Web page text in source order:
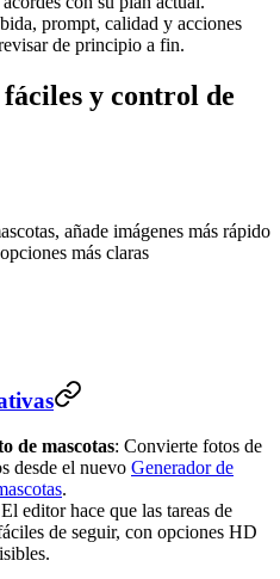
prompt, calidad y acciones
de principio a fin.
fáciles y control de
añade imágenes más rápido
más claras
de mascotas: Convierte fotos de
desde el nuevo Generador de
.
editor hace que las tareas de
de seguir, con opciones HD